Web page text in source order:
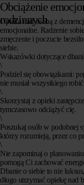
Obciążenie
rodzinnych
Opieka nad osobą z
emocjonalne. Radzenie
zmęczenie i poczucie
siebie.
Wskazówki dotyczące
\
Podziel się obowiązkami:
nie musiał wszystkiego
\
Skorzystaj z opieki
tymczasowo odciążyć cię.
\
Poszukaj osób w podobnej
którzy rozumieją, przez co
\
Nie zapominaj o
pomogą Ci zachować
Dbanie o siebie to nie
długo utrzymać opiekę nad